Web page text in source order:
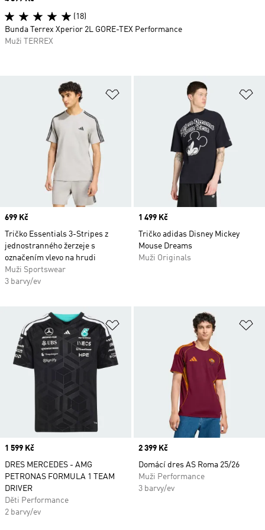
Přidat do seznamu přání
Price
699 Kč
Tričko Essentials 3-Stripes z
jednostranného žerzeje s
označením vlevo na hrudi
Muži Sportswear
3 barvy/ev
Price
1 499 Kč
Tričko adidas Disney Mickey
Mouse Dreams
Muži Originals
Přidat do seznamu přání
Price
1 599 Kč
DRES MERCEDES - AMG
PETRONAS FORMULA 1 TEAM
DRIVER
Děti Performance
2 barvy/ev
Price
2 399 Kč
Domácí dres AS Roma 25/26
Muži Performance
3 barvy/ev
(18)
Bunda Terrex Xperior 2L GORE-TEX Performance
Muži TERREX